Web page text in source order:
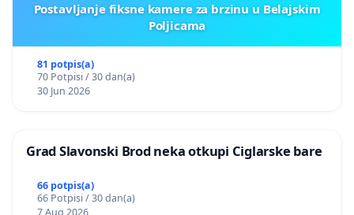
Postavljanje fiksne kamere za brzinu u Belajskim
Poljicama
81 potpis(a)
70 Potpisi / 30 dan(a)
30 Jun 2026
Grad Slavonski Brod neka otkupi Ciglarske bare
66 potpis(a)
66 Potpisi / 30 dan(a)